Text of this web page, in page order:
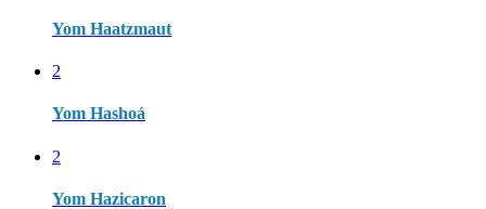
Yom Haatzmaut
2
Yom Hashoá
2
Yom Hazicaron